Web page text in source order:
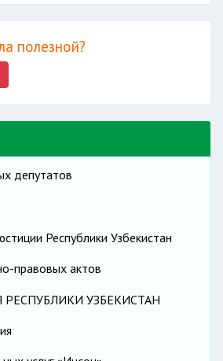
полезной?
депутатов
Республики Узбекистан
правовых актов
УЗБЕКИСТАН